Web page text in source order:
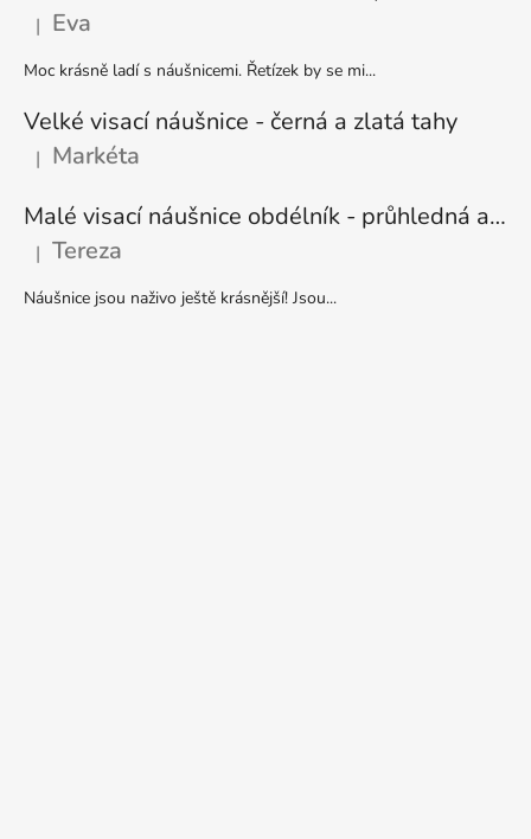
Hodnocení produktu je 5 z 5 hvězdiček.
| Eva
Moc krásně ladí s náušnicemi. Řetízek by se mi...
Velké visací náušnice - černá a zlatá tahy
Hodnocení produktu je 5 z 5 hvězdiček.
| Markéta
Malé visací náušnice obdélník - průhledná a stříbrná
Hodnocení produktu je 5 z 5 hvězdiček.
| Tereza
Náušnice jsou naživo ještě krásnější! Jsou...